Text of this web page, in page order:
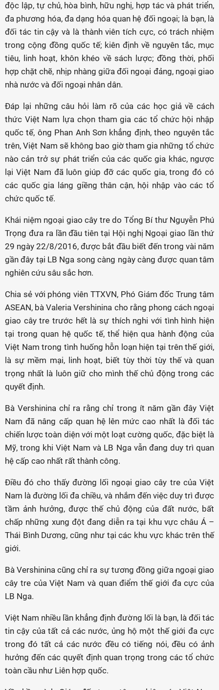
độc lập, tự chủ, hòa bình, hữu nghị, hợp tác và phát triển,
đa phương hóa, đa dạng hóa quan hệ đối ngoại; là bạn, là
đối tác tin cậy và là thành viên tích cực, có trách nhiệm
trong cộng đồng quốc tế; kiên định về nguyên tắc, mục
tiêu, linh hoạt, khôn khéo về sách lược; đồng thời, phối
hợp chặt chẽ, nhịp nhàng giữa đối ngoại đảng, ngoại giao
nhà nước và đối ngoại nhân dân.
Đáp lại những câu hỏi làm rõ của các học giả về cách
thức Việt Nam lựa chọn tham gia các tổ chức hội nhập
quốc tế, ông Phan Anh Sơn khẳng định, theo nguyên tắc
trên, Việt Nam sẽ không bao giờ tham gia những tổ chức
nào cản trở sự phát triển của các quốc gia khác, ngược
lại Việt Nam đã luôn giúp đỡ các quốc gia, trong đó có
các quốc gia láng giềng thân cận, hội nhập vào các tổ
chức quốc tế.
Khái niệm ngoại giao cây tre do Tổng Bí thư Nguyễn Phú
Trọng đưa ra lần đầu tiên tại Hội nghị Ngoại giao lần thứ
29 ngày 22/8/2016, được bắt đầu biết đến trong vài năm
gần đây tại LB Nga song càng ngày càng được quan tâm
nghiên cứu sâu sắc hơn.
Chia sẻ với phóng viên TTXVN, Phó Giám đốc Trung tâm
ASEAN, bà Valeria Vershinina cho rằng phong cách ngoại
giao cây tre trước hết là sự thích nghi với tình hình hiện
tại trong quan hệ quốc tế, thể hiện qua hành động của
Việt Nam trong tình huống hỗn loạn hiện tại trên thế giới,
là sự mềm mại, linh hoạt, biết tùy thời tùy thế và quan
trọng nhất là luôn giữ cho mình thế chủ động trong các
quyết định.
Bà Vershinina chỉ ra rằng chỉ trong ít năm gần đây Việt
Nam đã nâng cấp quan hệ lên mức cao nhất là đối tác
chiến lược toàn diện với một loạt cường quốc, đặc biệt là
Mỹ, trong khi Việt Nam và LB Nga vẫn đang duy trì quan
hệ cấp cao nhất rất thành công.
Điều đó cho thấy đường lối ngoại giao cây tre của Việt
Nam là đường lối đa chiều, và nhắm đến việc duy trì được
tầm ảnh hưởng, được thế chủ động của đất nước, bất
chấp những xung đột đang diễn ra tại khu vực châu Á –
Thái Bình Dương, cũng như tại các khu vực khác trên thế
giới.
Bà Vershinina cũng chỉ ra sự tương đồng giữa ngoại giao
cây tre của Việt Nam và quan điểm thế giới đa cực của
LB Nga.
Việt Nam nhiều lần khẳng định đường lối là bạn, là đối tác
tin cậy của tất cả các nước, ủng hộ một thế giới đa cực
trong đó tất cả các nước đều có tiếng nói, đều có ảnh
hưởng đến các quyết định quan trọng trong các tổ chức
toàn cầu như Liên hợp quốc.